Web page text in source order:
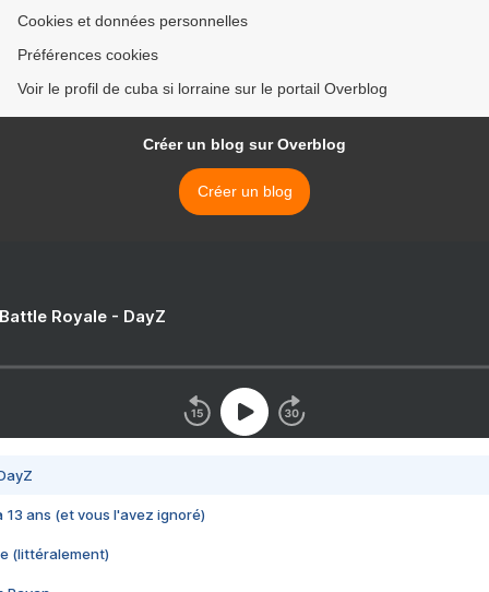
Cookies et données personnelles
Préférences cookies
Voir le profil de cuba si lorraine sur le portail Overblog
Créer un blog sur Overblog
Créer un blog
Royale - DayZ
13 ans (et vous l'avez ignoré)
(littéralement)